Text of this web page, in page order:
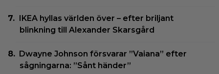
IKEA hyllas världen över – efter briljant
blinkning till Alexander Skarsgård
Dwayne Johnson försvarar ”Vaiana” efter
sågningarna: ”Sånt händer”